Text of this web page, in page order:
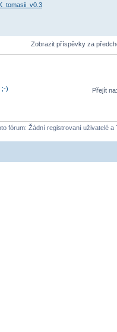
Zobrazit příspěvky za
;-) Přejít na:
fórum: Žádní registrovaní uživatelé a